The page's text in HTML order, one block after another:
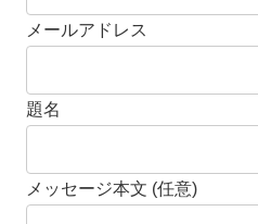
メールアドレス
題名
メッセージ本文 (任意)